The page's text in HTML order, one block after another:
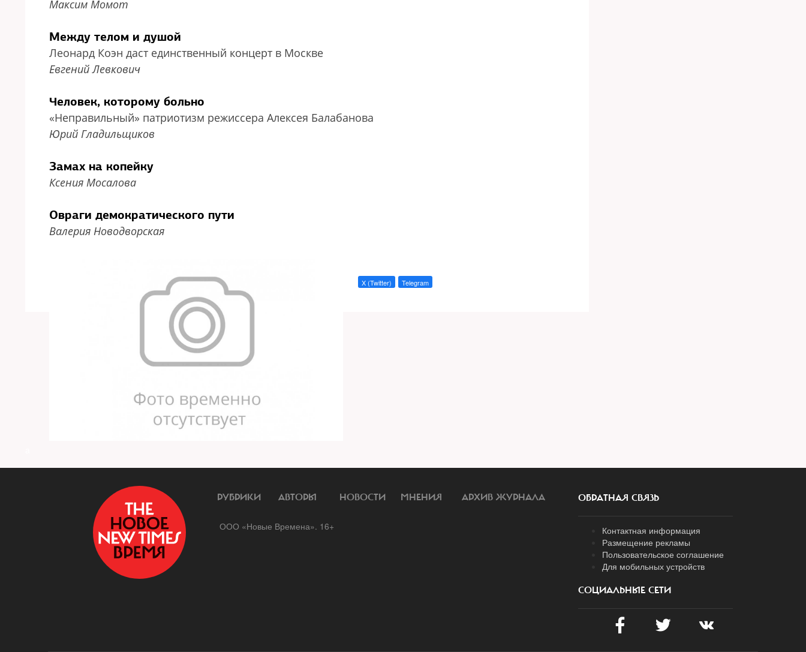
Максим Момот
Между телом и душой
Леонард Коэн даст единственный концерт в Москве
Евгений Левкович
Человек, которому больно
«Неправильный» патриотизм режиссера Алексея Балабанова
Юрий Гладильщиков
Замах на копейку
Ксения Мосалова
Овраги демократического пути
Валерия Новодворская
X (Twitter) Telegram
РУБРИКИ АВТОРЫ НОВОСТИ МНЕНИЯ АРХИВ ЖУРНАЛА
ООО «Новые Времена». 16+
ОБРАТНАЯ СВЯЗЬ
Контактная информация
Размещение рекламы
Пользовательское соглашение
Для мобильных устройств
СОЦИАЛЬНЫЕ СЕТИ